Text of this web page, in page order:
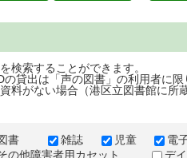
検索することができます。
貸出は「声の図書」の利用者に限
料がない場合（港区立図書館に所
書 雑誌 児童
電
の他障害者用カセット
デ